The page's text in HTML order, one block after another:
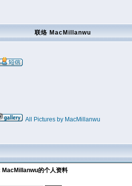
联络 MacMillanwu
All Pictures by MacMillanwu
MacMillanwu的个人资料